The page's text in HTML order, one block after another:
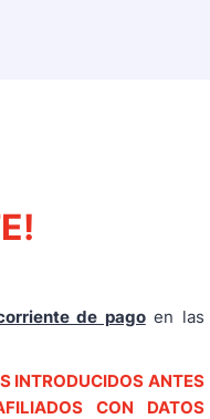
de pagoen las
INTRODUCIDOS ANTES
CON DATOS